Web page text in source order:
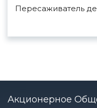
Пересаживатель
Акционерное